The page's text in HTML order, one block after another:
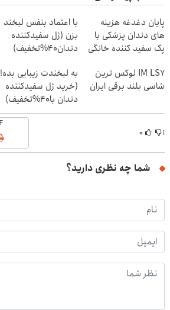
پایان دغدغه هزینه
های دندان پزشکی با
پک سفید کننده خانگی
با اعتماد بنفس لبخند
بزن (ژل سفیدکننده
دندان40%تخفیف)
IM LS7 لوکس ترین
شاسی بلند برقی ایران
به لبخندت زیبایی بده!
(خرید ژل سفیدکننده
دندان با40%تخفیف)
۱ ۰
شما چه نظری دارید؟